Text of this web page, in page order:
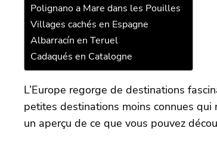
Polignano a Mare dans les Pouilles
Villages cachés en Espagne
Albarracín en Teruel
Cadaqués en Catalogne
L’Europe regorge de destinations
petites destinations moins connues qui
un aperçu de ce que vous pouvez